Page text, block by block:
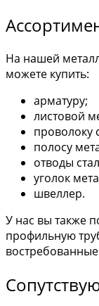
На нашей
можете купить:
арматуру;
листовой
проволоку
полосу
отводы
уголок
швеллер.
У нас вы также
профильную